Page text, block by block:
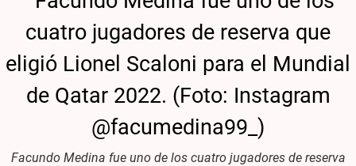
Facundo Medina fue uno de los cuatro jugadores de reserva